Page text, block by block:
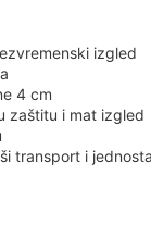
izgled
4 cm
zaštitu i mat izgled
transport i